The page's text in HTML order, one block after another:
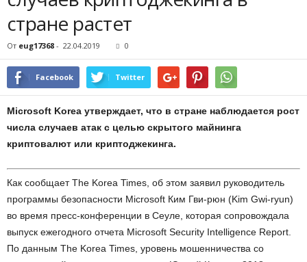
стране растет
От eug17368 - 22.04.2019 0
Facebook Twitter
Microsoft Korea утверждает, что в стране наблюдается рост
числа случаев атак с целью скрытого майнинга
криптовалют или криптоджекинга.
Как сообщает The Korea Times, об этом заявил руководитель
программы безопасности Microsoft Ким Гви-рюн (Kim Gwi-ryun)
во время пресс-конференции в Сеуле, которая сопровождала
выпуск ежегодного отчета Microsoft Security Intelligence Report.
По данным The Korea Times, уровень мошенничества со